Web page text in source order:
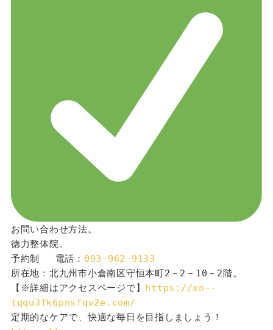
お問い合わせ方法。
徳力整体院。
予約制 　電話： 093-962-9133
所在地：北九州市小倉南区守恒本町2－2－10－2階。
【※詳細はアクセスページで】 https://xn--
tqqu3fk6pnsfqv2e.com/
定期的なケアで、快適な毎日を目指しましょう！